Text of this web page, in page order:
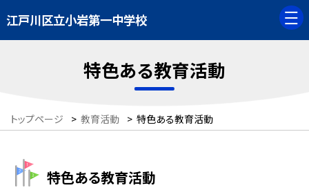
江戸川区立小岩第一中学校
特色ある教育活動
トップページ > 教育活動 > 特色ある教育活動
特色ある教育活動